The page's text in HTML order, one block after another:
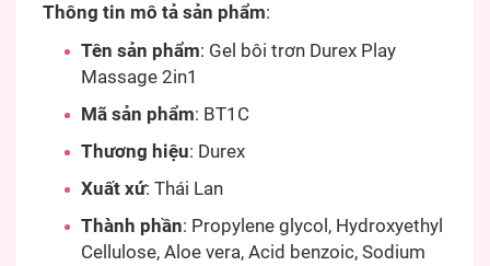
Thông tin mô tả sản phẩm:
Tên sản phẩm: Gel bôi trơn Durex Play
Massage 2in1
Mã sản phẩm: BT1C
Thương hiệu: Durex
Xuất xứ: Thái Lan
Thành phần: Propylene glycol, Hydroxyethyl
Cellulose, Aloe vera, Acid benzoic, Sodium